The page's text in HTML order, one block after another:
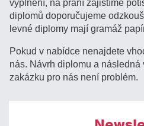
vyplnění, na přání zajistíme
diplomů doporučujeme
levné diplomy mají gramáž
Pokud v nabídce nenajdete
nás. Návrh diplomu a následná
zakázku pro nás není problém.